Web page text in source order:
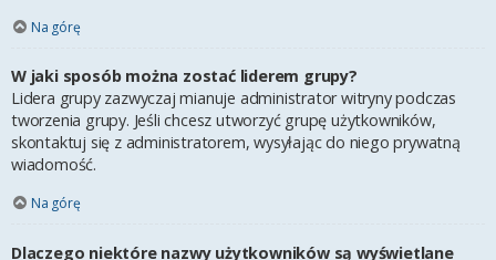
Na górę
W jaki sposób można zostać liderem grupy?
Lidera grupy zazwyczaj mianuje administrator witryny podczas
tworzenia grupy. Jeśli chcesz utworzyć grupę użytkowników,
skontaktuj się z administratorem, wysyłając do niego prywatną
wiadomość.
Na górę
Dlaczego niektóre nazwy użytkowników są wyświetlane